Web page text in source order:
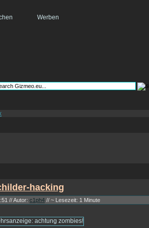
Werben
// Autor: c1ph4 // ~ Lesezeit: 1 Minute